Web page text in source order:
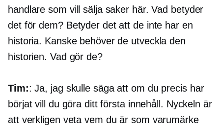
handlare som vill sälja saker här. Vad betyder
det för dem? Betyder det att de inte har en
historia. Kanske behöver de utveckla den
historien. Vad gör de?
Tim:: Ja, jag skulle säga att om du precis har
börjat vill du göra ditt första innehåll. Nyckeln är
att verkligen veta vem du är som varumärke